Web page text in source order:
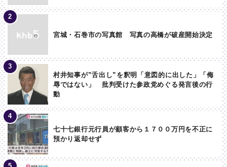
宮城・石巻市の写真館 写真の高橋が破産開始決定
村井知事が”舌出し”を釈明「意図的に出した」「侮
辱ではない」 批判受けた参政党めぐる発言後の行
動
七十七銀行元行員が顧客から１７００万円を不正に
預かり返却せず